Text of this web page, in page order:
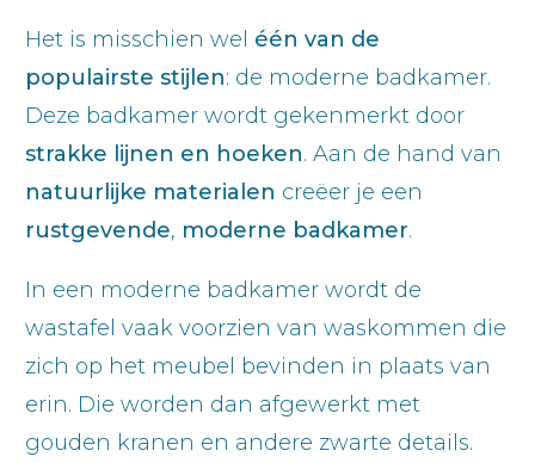
Het is misschien wel één van de
populairste stijlen: de moderne badkamer.
Deze badkamer wordt gekenmerkt door
strakke lijnen en hoeken. Aan de hand van
natuurlijke materialen creëer je een
rustgevende, moderne badkamer.
In een moderne badkamer wordt de
wastafel vaak voorzien van waskommen die
zich op het meubel bevinden in plaats van
erin. Die worden dan afgewerkt met
gouden kranen en andere zwarte details.